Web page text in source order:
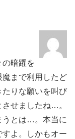
暗躍を
魔まで利用したど
たりな願いを叫び
せましたね…。
うとは…。本当に
よ。しかもオー